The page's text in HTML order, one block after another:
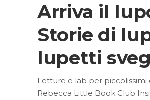
Arriva il
Storie di
lupetti
Letture e lab per piccolissimi
Rebecca Little Book Club